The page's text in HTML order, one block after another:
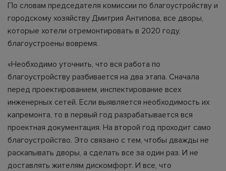
По словам председателя комиссии по благоустройству и
городскому хозяйству Дмитрия Антипова, все дворы,
которые хотели отремонтировать в 2020 году,
благоустроены вовремя.
«Необходимо уточнить, что вся работа по
благоустройству разбивается на два этапа. Сначала
перед проектированием, инспектирование всех
инженерных сетей. Если выявляется необходимость их
капремонта, то в первый год разрабатывается вся
проектная документация. На второй год проходит само
благоустройство. Это связано с тем, чтобы дважды не
раскапывать дворы, а сделать все за один раз. И не
доставлять жителям дискомфорт. И все, что